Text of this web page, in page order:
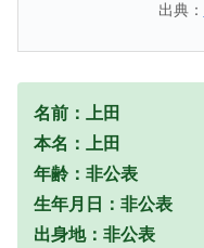
出典：
名前：上田
本名：上田
年齢：非公表
生年月日：非公表
出身地：非公表